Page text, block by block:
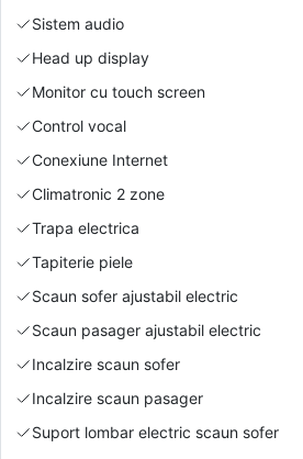
Sistem audio
Head up display
Monitor cu touch screen
Control vocal
Conexiune Internet
Climatronic 2 zone
Trapa electrica
Tapiterie piele
Scaun sofer ajustabil electric
Scaun pasager ajustabil electric
Incalzire scaun sofer
Incalzire scaun pasager
Suport lombar electric scaun sofer